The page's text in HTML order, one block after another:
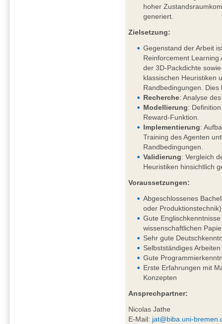
hoher
generiert.
Zielsetzung:
Gegenstand der Arbeit
Reinforcement
der 3D-Packdichte
klassischen Heuristiken
Randbedingungen.
Recherche: Analyse
Modellierung:
Reward-Funktion.
Implementierung:
Training des Agenten
Randbedingungen.
Validierung: Vergleich
Heuristiken hinsichtlich
Voraussetzungen:
Abgeschlossenes
oder Produktionstechnik)
Gute
wissenschaftlichen
Sehr gute
Selbstständiges
Gute
Erste Erfahrungen mit
Konzepten
Ansprechpartner:
Nicolas Jathe
E-Mail: jat@biba.uni-